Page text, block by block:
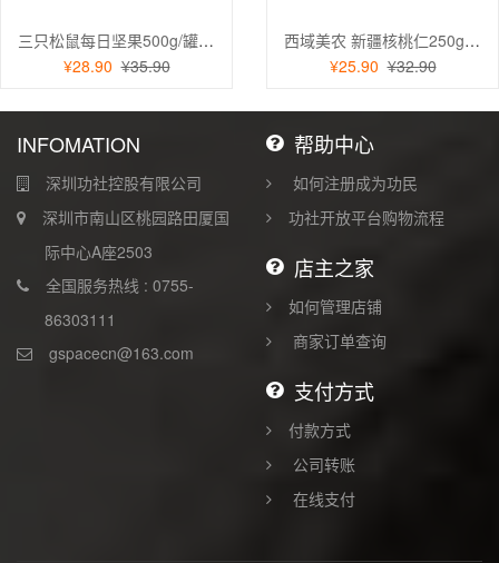
三只松鼠每日坚果500g/罐 干果核桃腰果休闲零食送礼团购年货
¥28.90 ¥35.90
西域美农 新疆核桃仁250g 真空装原味果仁 无防腐剂无漂白生核桃
¥25.90 ¥32.90
INFOMATION
深圳功社控股有限公司
深圳市南山区桃园路田厦国
际中心A座2503
全国服务热线 : 0755-
86303111
gspacecn@163.com
帮助中心
如何注册成为功民
功社开放平台购物流程
店主之家
如何管理店铺
商家订单查询
支付方式
付款方式
公司转账
在线支付